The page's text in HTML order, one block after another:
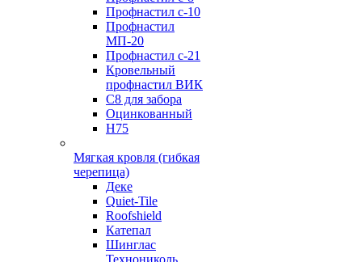
Профнастил с-10
Профнастил
МП-20
Профнастил с-21
Кровельный
профнастил ВИК
С8 для забора
Оцинкованный
Н75
Мягкая кровля (гибкая
черепица)
Деке
Quiet-Tile
Roofshield
Катепал
Шинглас
Технониколь